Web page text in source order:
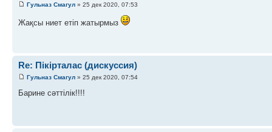
Гульназ Смагул » 25 дек 2020, 07:53
Жақсы ниет етіп жатырмыз
Re: Пікірталас (дискуссия)
Гульназ Смагул » 25 дек 2020, 07:54
Барине сәттілік!!!!